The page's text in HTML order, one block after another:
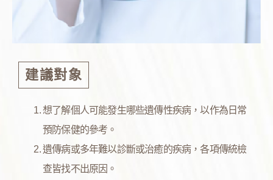
建議對象
想了解個人可能發生哪些遺傳性疾病，以作為日常
預防保健的參考。
遺傳病或多年難以診斷或治癒的疾病，各項傳統檢
查皆找不出原因。